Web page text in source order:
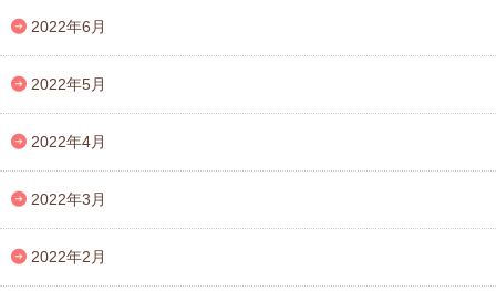
2022年6月
2022年5月
2022年4月
2022年3月
2022年2月